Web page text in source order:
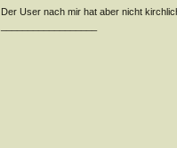
Der User nach mir hat aber nicht